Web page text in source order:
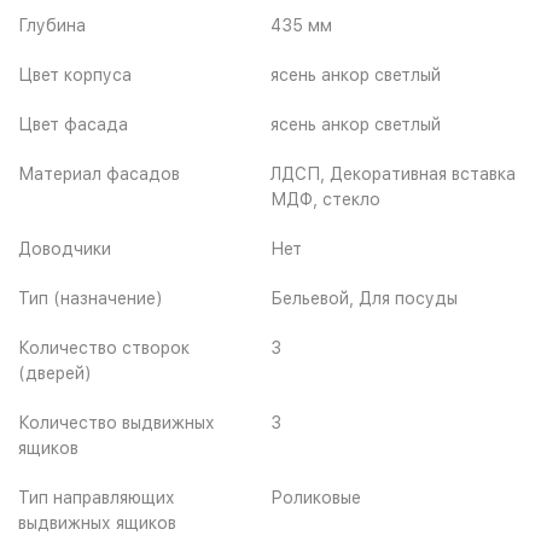
Глубина 435 мм
Цвет корпуса ясень анкор светлый
Цвет фасада ясень анкор светлый
Материал фасадов
ЛДСП, Декоративная вставка
МДФ, стекло
Доводчики Нет
Тип (назначение) Бельевой, Для посуды
Количество створок
(дверей)
3
Количество выдвижных
ящиков
3
Тип направляющих
выдвижных ящиков
Роликовые